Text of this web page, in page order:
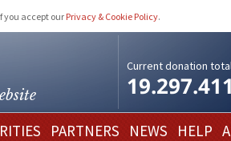
you accept our Privacy & Cookie Policy.
Current donation
PARTNERS NEWS HELP